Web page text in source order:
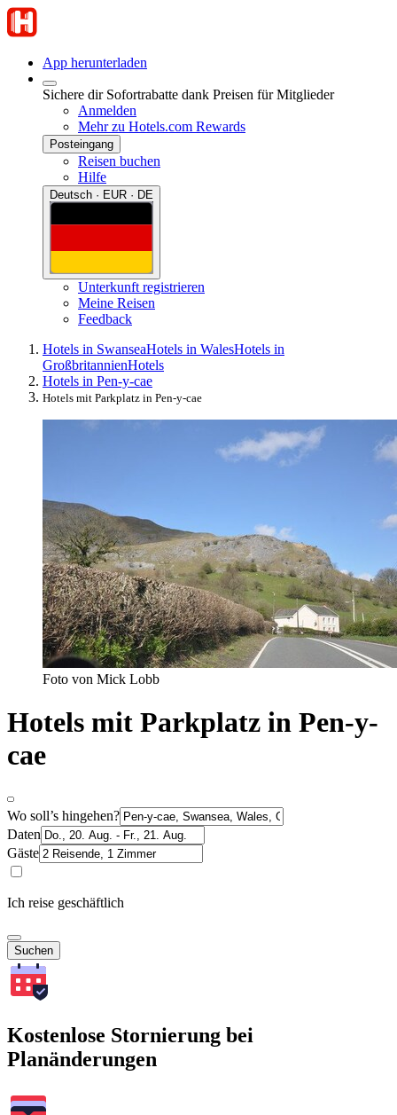
App herunterladen
Sichere dir Sofortrabatte dank Preisen für Mitglieder
Anmelden
Mehr zu Hotels.com Rewards
Posteingang
Reisen buchen
Hilfe
Deutsch · EUR · DE
Unterkunft registrieren
Meine Reisen
Feedback
Hotels in SwanseaHotels in WalesHotels in
GroßbritannienHotels
Hotels in Pen-y-cae
Hotels mit Parkplatz in Pen-y-cae
Foto von Mick Lobb
Hotels mit Parkplatz in Pen-y-
cae
Wo soll’s hingehen?
Daten
Gäste
Ich reise geschäftlich
Suchen
Kostenlose Stornierung bei
Planänderungen